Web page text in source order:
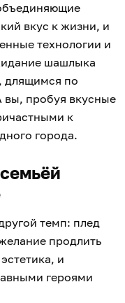
вкус к жизни, и
технологии и
шашлыка
длящимся по
вы, пробуя вкусные
к
города.
темп: плед
продлить
и
героями